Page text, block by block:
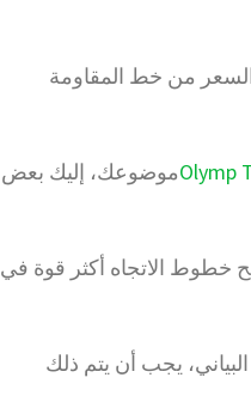
من خط المقاومة
Olympموضوعك، إليك بعض
خطوط الاتجاه أكثر قوة في
يجب أن يتم ذلك